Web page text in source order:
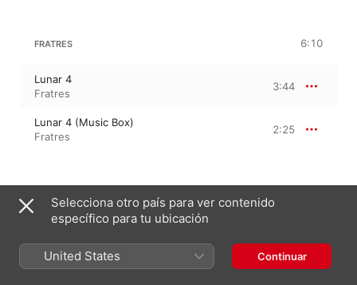
FRATRES 6:10
Lunar 4
Fratres
3:44
Lunar 4 (Music Box)
Fratres
2:25
2 pistas, 6 minutos
℗ 2022 Fratres
Selecciona otro país para ver contenido
específico para tu ubicación
United States Continuar